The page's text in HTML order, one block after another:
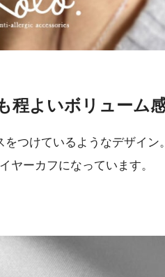
程よいボリューム
をつけているようなデザイ
ヤーカフになっています。